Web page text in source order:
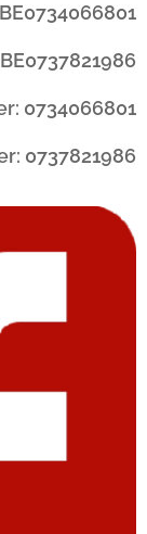
0734066801
0737821986